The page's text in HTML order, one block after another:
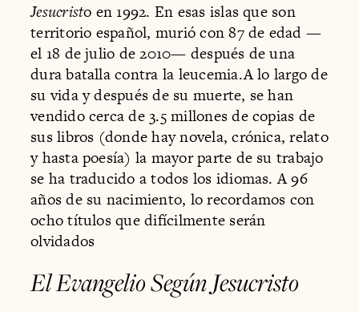
Jesucristo en 1992. En esas islas que son
territorio español, murió con 87 de edad —
el 18 de julio de 2010— después de una
dura batalla contra la leucemia.A lo largo de
su vida y después de su muerte, se han
vendido cerca de 3.5 millones de copias de
sus libros (donde hay novela, crónica, relato
y hasta poesía) la mayor parte de su trabajo
se ha traducido a todos los idiomas. A 96
años de su nacimiento, lo recordamos con
ocho títulos que difícilmente serán
olvidados
El Evangelio Según Jesucristo